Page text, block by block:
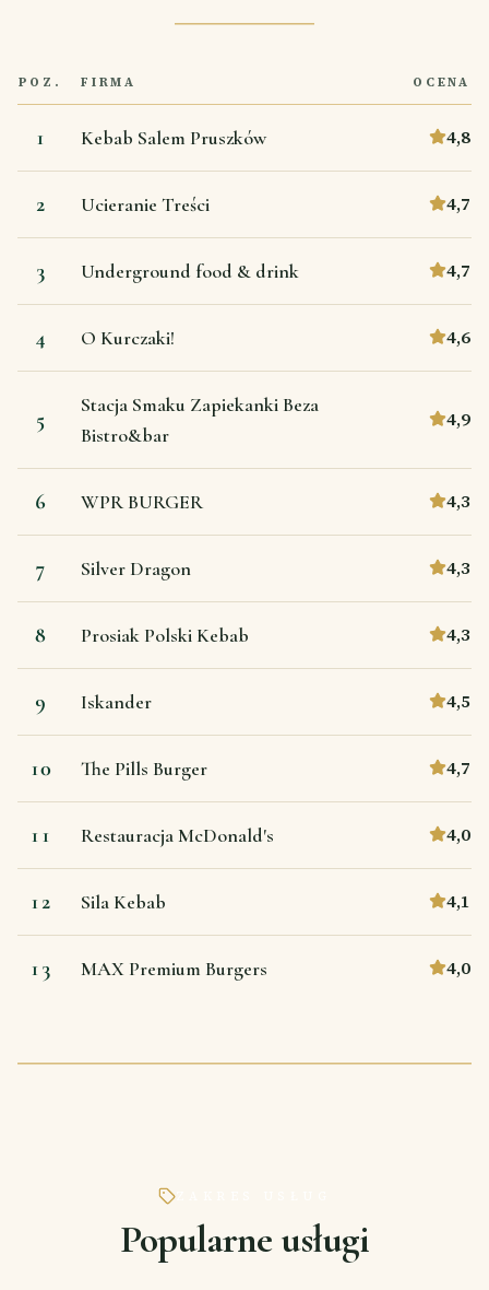
POZ. FIRMA OCENA
1 Kebab Salem Pruszków 4,8
2 Ucieranie Treści 4,7
3 Underground food & drink 4,7
4 O Kurczaki! 4,6
5
Stacja Smaku Zapiekanki Beza
Bistro&bar
4,9
6 WPR BURGER 4,3
7 Silver Dragon 4,3
8 Prosiak Polski Kebab 4,3
9 Iskander 4,5
10 The Pills Burger 4,7
11 Restauracja McDonald's 4,0
12 Sila Kebab 4,1
13 MAX Premium Burgers 4,0
ZAKRES USŁUG
Popularne usługi